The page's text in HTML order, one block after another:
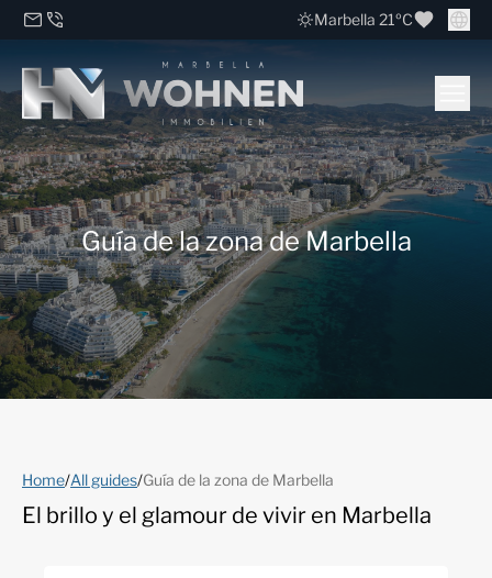
Marbella 21ºC
Guía de la zona de Marbella
Home/All guides/Guía de la zona de Marbella
El brillo y el glamour de vivir en Marbella